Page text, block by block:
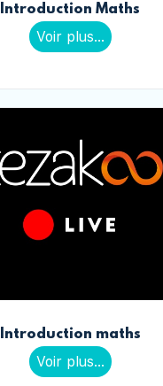
Introduction Maths
Voir plus...
Introduction maths
Voir plus...